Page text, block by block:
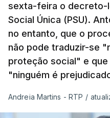
sexta-feira o decreto-
Social Única (PSU).
no entanto, que o
não pode traduzir-se
proteção social" e
"ninguém é
Andreia Martins - RTP /